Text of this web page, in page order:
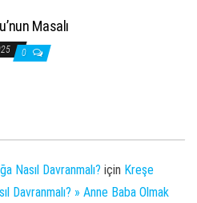
Masalı
0
Nasıl Davranmalı? için Kreşe
Davranmalı? » Anne Baba Olmak